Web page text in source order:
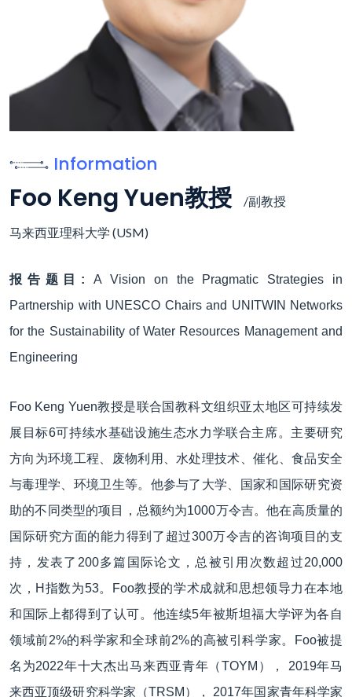
Information
Foo Keng Yuen教授 /副教授
马来西亚理科大学 (USM)
报告题目: A Vision on the Pragmatic Strategies in
Partnership with UNESCO Chairs and UNITWIN Networks
for the Sustainability of Water Resources Management and
Engineering
Foo Keng Yuen教授是联合国教科文组织亚太地区可持续发
展目标6可持续水基础设施生态水力学联合主席。主要研究
方向为环境工程、废物利用、水处理技术、催化、食品安全
与毒理学、环境卫生等。他参与了大学、国家和国际研究资
助的不同类型的项目，总额约为1000万令吉。他在高质量的
国际研究方面的能力得到了超过300万令吉的咨询项目的支
持，发表了200多篇国际论文，总被引用次数超过20,000
次，H指数为53。Foo教授的学术成就和思想领导力在本地
和国际上都得到了认可。他连续5年被斯坦福大学评为各自
领域前2%的科学家和全球前2%的高被引科学家。Foo被提
名为2022年十大杰出马来西亚青年（TOYM）， 2019年马
来西亚顶级研究科学家（TRSM）， 2017年国家青年科学家